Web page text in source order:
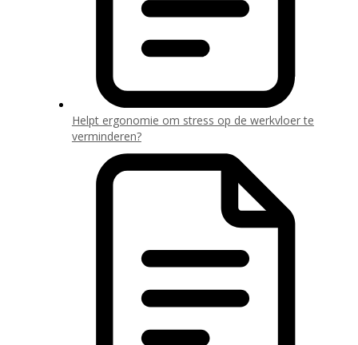
Helpt ergonomie om stress op de werkvloer te
verminderen?